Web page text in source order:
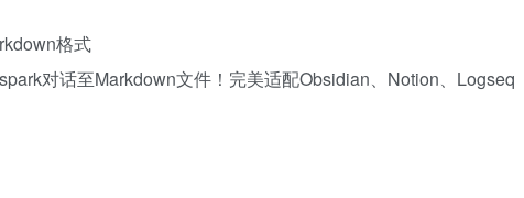
格式
对话至Markdown文件！完美适配Obsidian、Notion、Logseq